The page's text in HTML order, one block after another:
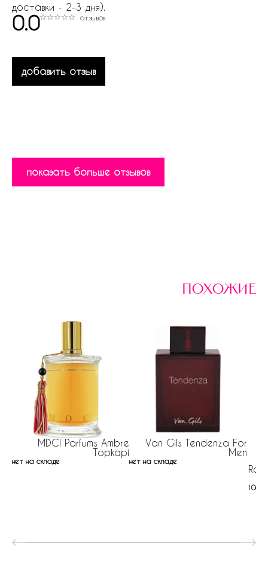
доставки - 2-3 дня).
0.0 отзывов
добавить отзыв
показать больше отзывов
похожие
MDCI Parfums Ambre
Topkapi
нет на складе
Van Gils Tendenza For
Men
нет на складе
1068